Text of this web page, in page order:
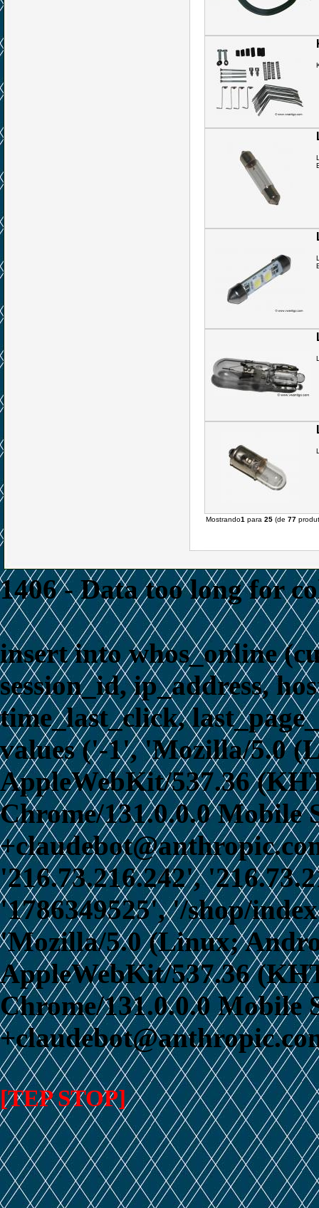
Mostrando1 para 25 (de 77
1406 - Data too long for
insert into whos_online
session_id, ip_address,
time_last_click,
values ('-1', 'Mozilla/5.0
AppleWebKit/537.36
Chrome/131.0.0.0 Mobile
'216.73.216.242',
'1786349525', '/shop/
'Mozilla/5.0 (Linux;
AppleWebKit/537.36
Chrome/131.0.0.0 Mobile
[TEP STOP]